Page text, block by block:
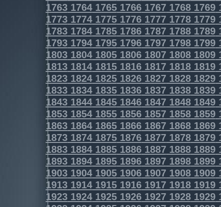
1763176417651766176717681769
1773177417751776177717781779
1783178417851786178717881789
1793179417951796179717981799
1803180418051806180718081809
1813181418151816181718181819
1823182418251826182718281829
1833183418351836183718381839
1843184418451846184718481849
1853185418551856185718581859
1863186418651866186718681869
1873187418751876187718781879
1883188418851886188718881889
1893189418951896189718981899
1903190419051906190719081909
1913191419151916191719181919
1923192419251926192719281929